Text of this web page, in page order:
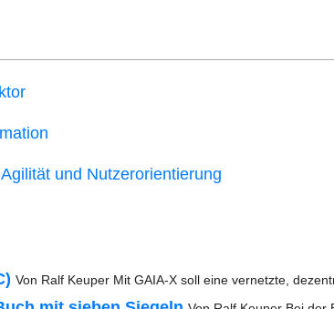
und Nutzerorientierung
Von Ralf Keu­per Mit GAIA‑X soll eine ver­netz­te,